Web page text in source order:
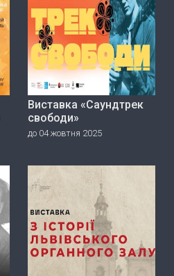
Виставка «Саундтрек
свободи»
до 04 жовтня 2025